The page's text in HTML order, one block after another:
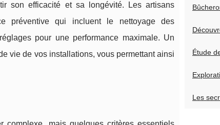
son efficacité et sa longévité. Les artisans
préventive qui incluent le nettoyage des
pour une performance maximale. Un
vie de vos installations, vous permettant ainsi
Étude
Les